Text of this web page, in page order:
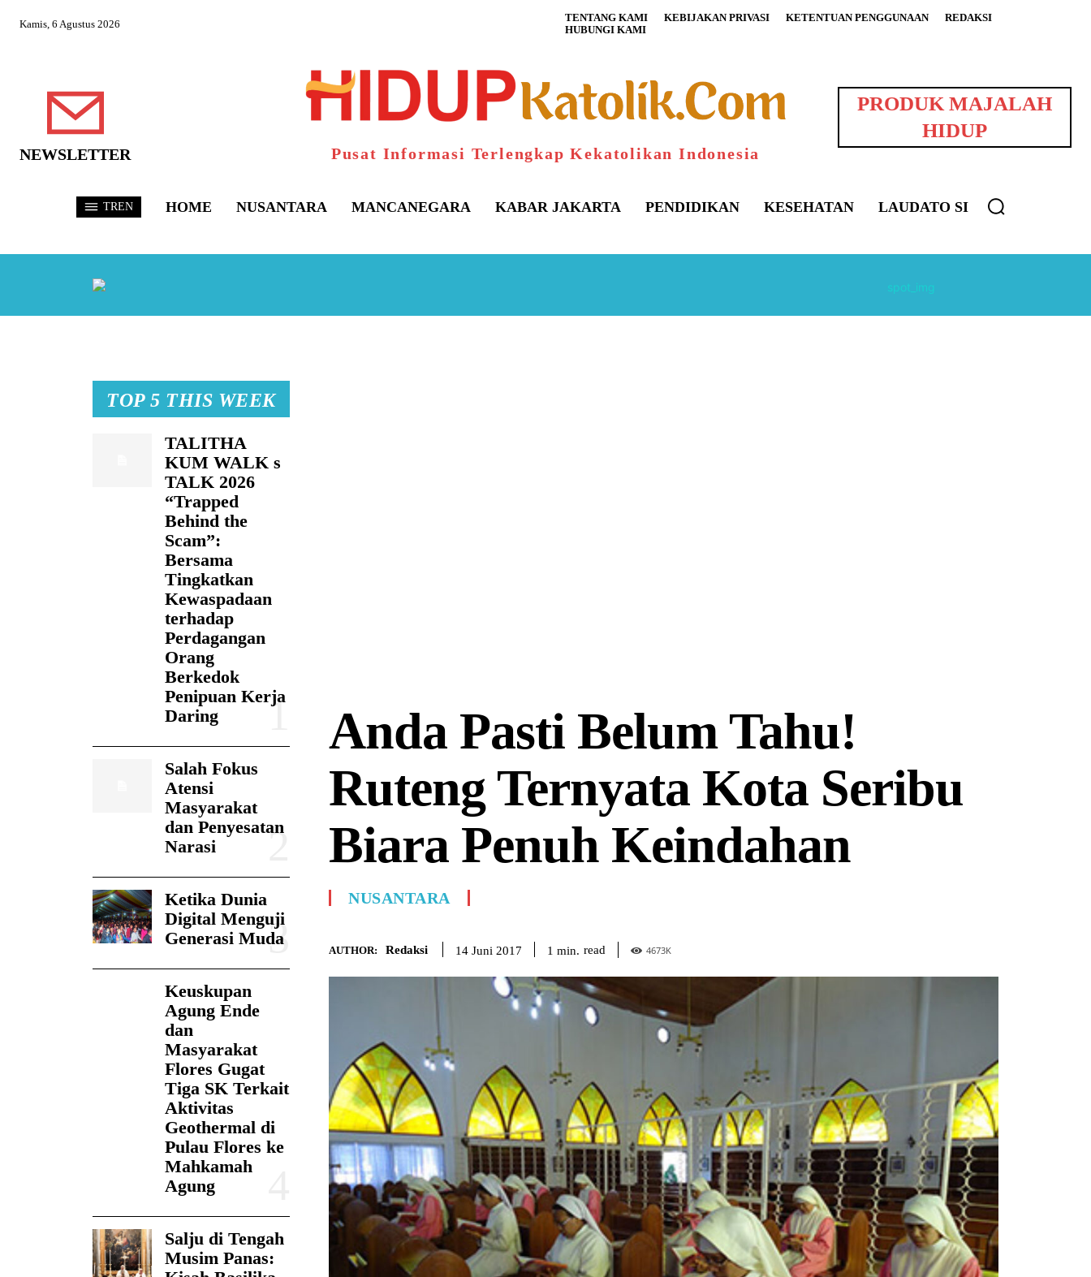
Kamis, 6 Agustus 2026 TENTANG KAMI KEBIJAKAN PRIVASI KETENTUAN PENGGUNAAN
REDAKSI
HUBUNGI KAMI
NEWSLETTER Pusat Informasi Terlengkap Kekatolikan Indonesia
PRODUK MAJALAH
HIDUP
TREN HOME NUSANTARA MANCANEGARA KABAR JAKARTA PENDIDIKAN KESEHATAN LAUDATO SI
TOP 5 THIS WEEK
TALITHA
KUM WALK s
TALK 2026
“Trapped
Behind the
Scam”:
Bersama
Tingkatkan
Kewaspadaan
terhadap
Perdagangan
Orang
Berkedok
Penipuan Kerja
Daring
Salah Fokus
Atensi
Masyarakat
dan Penyesatan
Narasi
Ketika Dunia
Digital Menguji
Generasi Muda
Keuskupan
Agung Ende
dan
Masyarakat
Flores Gugat
Tiga SK Terkait
Aktivitas
Geothermal di
Pulau Flores ke
Mahkamah
Agung
Salju di Tengah
Musim Panas:
Anda Pasti Belum Tahu!
Ruteng Ternyata Kota Seribu
Biara Penuh Keindahan
NUSANTARA
AUTHOR: Redaksi 14 Juni 2017 1 min. read 4673K